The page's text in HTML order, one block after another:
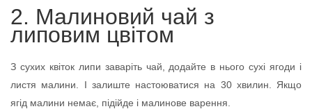
2. Малиновий чай з
липовим цвітом
З сухих квіток липи заваріть чай, додайте в нього сухі ягоди і
листя малини. І залиште настоюватися на 30 хвилин. Якщо
ягід малини немає, підійде і малинове варення.